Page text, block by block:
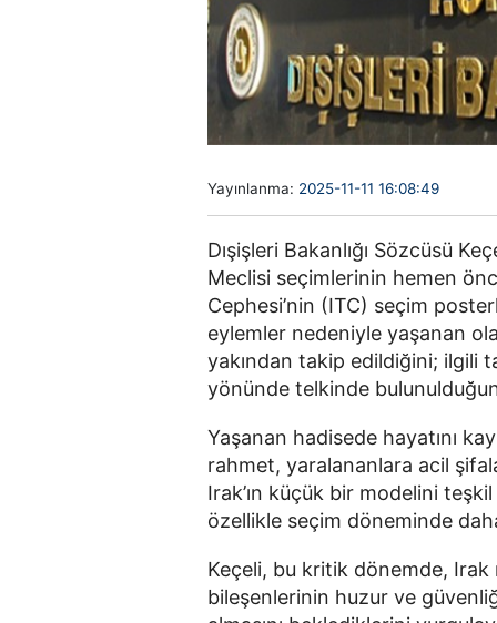
Yayınlanma: 2025-11-11 16:08:49
Dışişleri Bakanlığı Sözcüsü
Meclisi seçimlerinin hemen
Cephesi’nin (ITC) seçim
eylemler nedeniyle yaşanan
yakından takip edildiğini; ilgili
yönünde telkinde
Yaşanan hadisede hayatını
rahmet, yaralananlara acil
Irak’ın küçük bir modelini
özellikle seçim döneminde
Keçeli, bu kritik dönemde, Irak
bileşenlerinin huzur ve